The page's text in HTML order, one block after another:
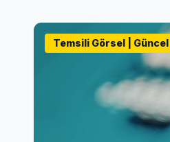
Temsili Görsel |